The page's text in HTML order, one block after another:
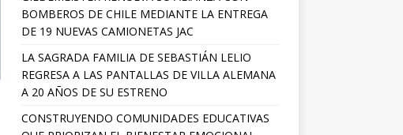
BOMBEROS DE CHILE MEDIANTE LA ENTREGA
DE 19 NUEVAS CAMIONETAS JAC
LA SAGRADA FAMILIA DE SEBASTIÁN LELIO
REGRESA A LAS PANTALLAS DE VILLA ALEMANA
A 20 AÑOS DE SU ESTRENO
CONSTRUYENDO COMUNIDADES EDUCATIVAS